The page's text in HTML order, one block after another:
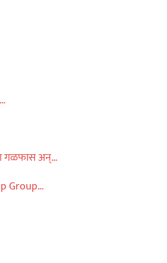
गळफास अन्…
Group…